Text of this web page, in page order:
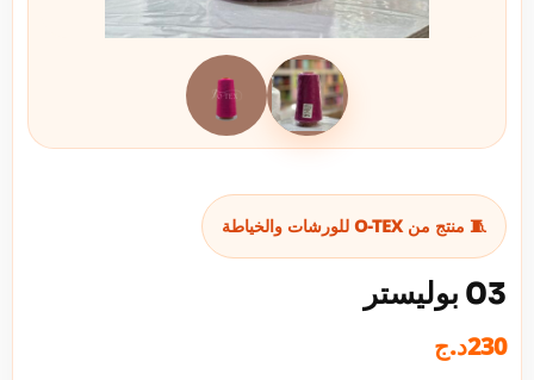
🧵 منتج من O-TEX للورشات والخياطة
03 بوليستر
230د.ج